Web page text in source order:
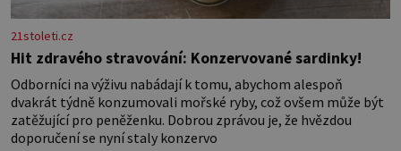
21stoleti.cz
Hit zdravého stravování: Konzervované sardinky!
Odborníci na výživu nabádají k tomu, abychom alespoň
dvakrát týdně konzumovali mořské ryby, což ovšem může být
zatěžující pro peněženku. Dobrou zprávou je, že hvězdou
doporučení se nyní staly konzervo